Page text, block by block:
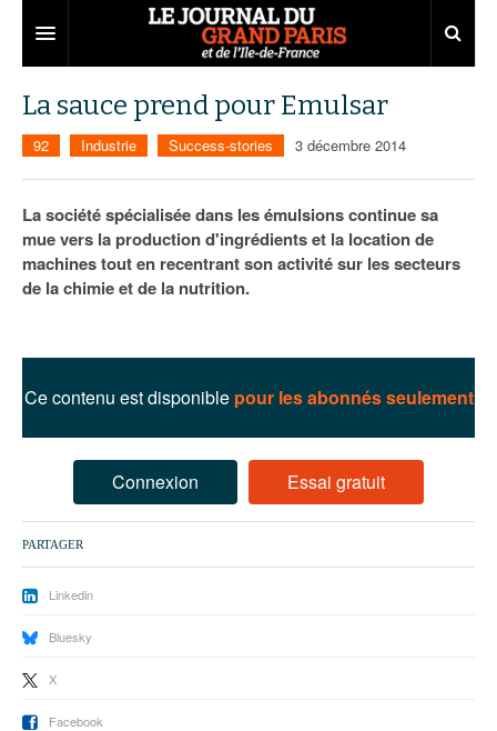
Territoires
Aménagement
Collectivités
Institutions
Entreprises
Développement économique
Emploi
Innovation
Transport
Départements
75
78
91
94
95
Carnet
Portraits
Agenda
Éditions précédentes
Le podcast
Ecouter les épisodes
La sauce prend pour Emulsar
92 Industrie Success-stories 3 décembre 2014
La société spécialisée dans les émulsions continue sa
mue vers la production d'ingrédients et la location de
machines tout en recentrant son activité sur les secteurs
de la chimie et de la nutrition.
Ce contenu est disponible pour les abonnés seulement
Connexion Essai gratuit
PARTAGER
Linkedin
Bluesky
X
Facebook